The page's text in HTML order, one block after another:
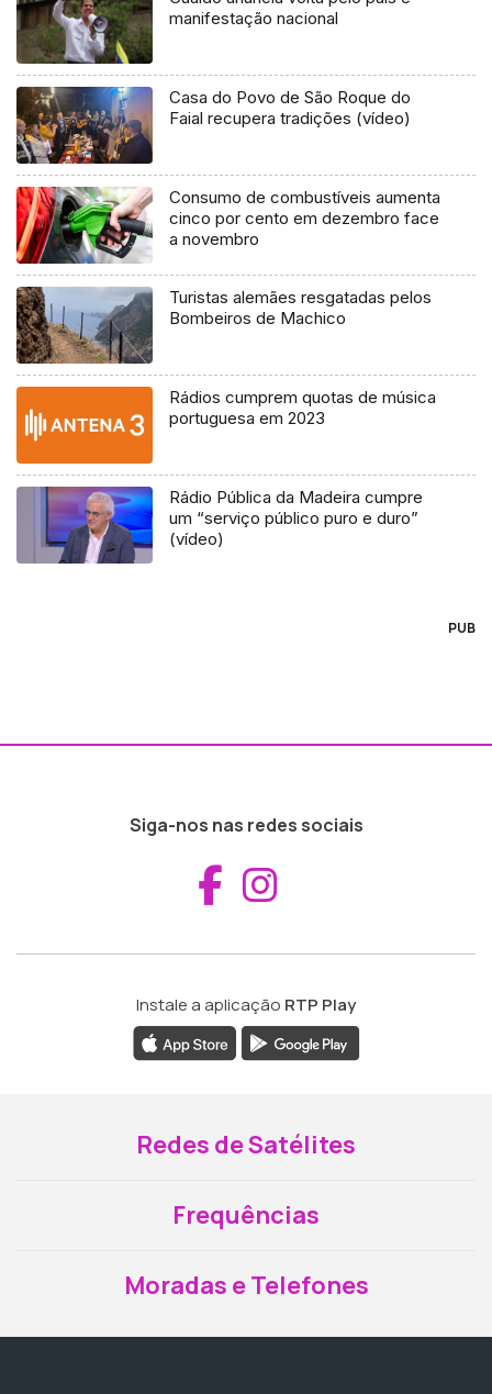
manifestação nacional
Casa do Povo de São Roque do
Faial recupera tradições (vídeo)
Consumo de combustíveis aumenta
cinco por cento em dezembro face
a novembro
Turistas alemães resgatadas pelos
Bombeiros de Machico
Rádios cumprem quotas de música
portuguesa em 2023
Rádio Pública da Madeira cumpre
um “serviço público puro e duro”
(vídeo)
PUB
Siga-nos nas redes sociais
Aceder ao
Instale a aplicação RTP Play
Redes de Satélites
Frequências
Moradas e Telefones